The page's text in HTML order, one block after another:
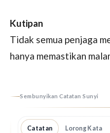
Kutipan
Tidak semua penjaga
hanya memastikan
Sembunyikan Catatan Sunyi
Catatan Lorong Kata